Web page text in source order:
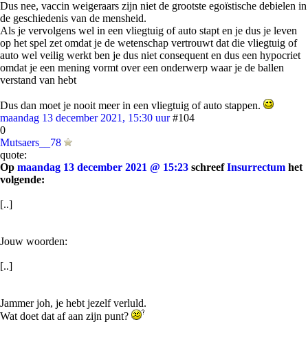
Dus nee, vaccin weigeraars zijn niet de grootste egoïstische debielen in
de geschiedenis van de mensheid.
Als je vervolgens wel in een vliegtuig of auto stapt en je dus je leven
op het spel zet omdat je de wetenschap vertrouwt dat die vliegtuig of
auto wel veilig werkt ben je dus niet consequent en dus een hypocriet
omdat je een mening vormt over een onderwerp waar je de ballen
verstand van hebt
Dus dan moet je nooit meer in een vliegtuig of auto stappen.
maandag 13 december 2021, 15:30 uur #104
0
Mutsaers__78
quote:
Op maandag 13 december 2021 @ 15:23 schreefInsurrectum het
volgende:
[..]
Jouw woorden:
[..]
Jammer joh, je hebt jezelf verluld.
Wat doet dat af aan zijn punt?